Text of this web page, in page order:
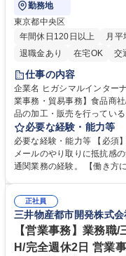
勤務地
東京都中央区
年間休日120日以上
月平
退職金あり
在宅OK 交
仕事の内容
企業名 ヒガシマルインターナショナル株式
業事務・貿易事務】食品商社/残業
品の加工・販売を行ってい
します。営業社員のサポー
調整まで幅広く対応し、当社事
業務、請求書発行 ■海外工
の確認・作成 ■配送手配 ■通
ルプロデュースしているた
す。 募集職種 東京都中央区【営業事務・貿易事務】食品商社/残業少なめ/
リモート等相談可
必要な経験・能力等
必要な経験・能力等 【必須
メールのやり取りに抵抗感
通関業務の経験。 【働き方について】所定労働時間は7時間と短めで、残
の強み】1991年の設立以来
ズに沿った冷凍水産物等の
自社工場と海外拠点の強固
みです。 学歴・資格
正社員
三井物産都市開発株式会
【営業事務】業務職
H/完全週休2日 営業